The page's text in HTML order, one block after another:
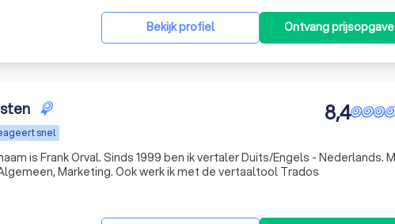
Bekijk profiel Ontvang prijsopgave
snel
8,4
Marketing. Ook werk ik met de vertaaltool Trados